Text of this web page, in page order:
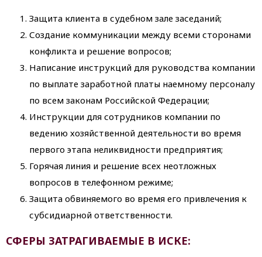
Защита клиента в судебном зале заседаний;
Создание коммуникации между всеми сторонами
конфликта и решение вопросов;
Написание инструкций для руководства компании
по выплате заработной платы наемному персоналу
по всем законам Российской Федерации;
Инструкции для сотрудников компании по
ведению хозяйственной деятельности во время
первого этапа неликвидности предприятия;
Горячая линия и решение всех неотложных
вопросов в телефонном режиме;
Защита обвиняемого во время его привлечения к
субсидиарной ответственности.
СФЕРЫ ЗАТРАГИВАЕМЫЕ В ИСКЕ: